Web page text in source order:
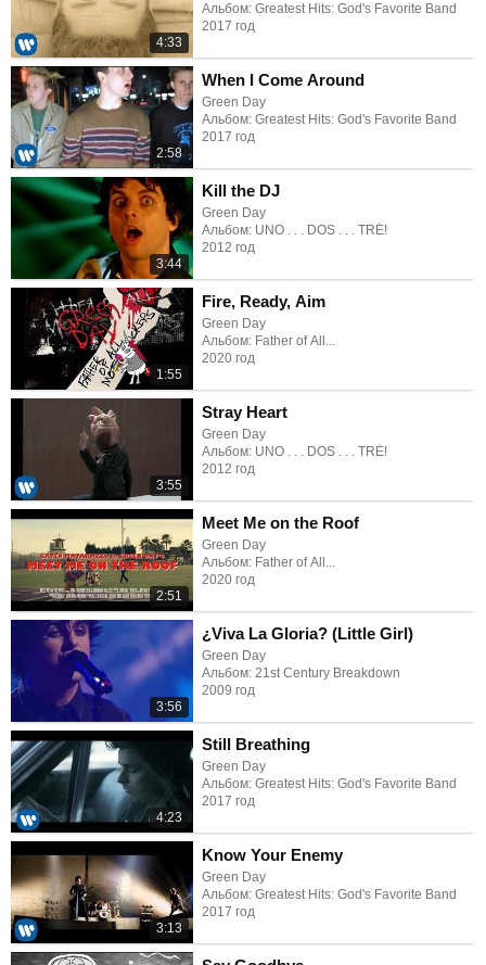
4:33
Альбом: Greatest Hits: God's Favorite Band
2017 год
2:58
When I Come Around
Green Day
Альбом: Greatest Hits: God's Favorite Band
2017 год
3:44
Kill the DJ
Green Day
Альбом: UNO . . . DOS . . . TRÉ!
2012 год
1:55
Fire, Ready, Aim
Green Day
Альбом: Father of All...
2020 год
3:55
Stray Heart
Green Day
Альбом: UNO . . . DOS . . . TRÉ!
2012 год
2:51
Meet Me on the Roof
Green Day
Альбом: Father of All...
2020 год
3:56
¿Viva La Gloria? (Little Girl)
Green Day
Альбом: 21st Century Breakdown
2009 год
4:23
Still Breathing
Green Day
Альбом: Greatest Hits: God's Favorite Band
2017 год
3:13
Know Your Enemy
Green Day
Альбом: Greatest Hits: God's Favorite Band
2017 год